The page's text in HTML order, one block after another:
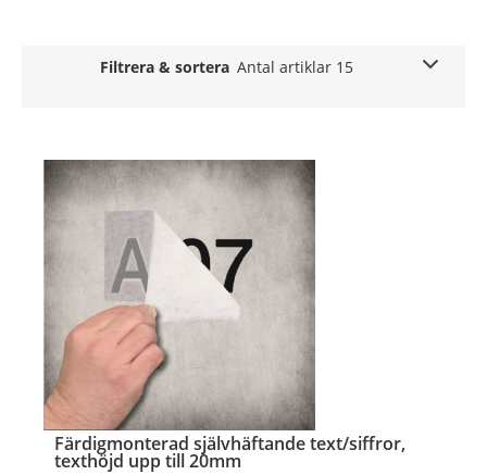
Filtrera & sortera Antal artiklar 15
Färdigmonterad självhäftande text/siffror,
texthöjd upp till 20mm